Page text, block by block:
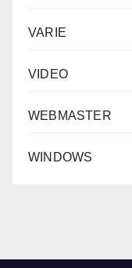
VARIE
VIDEO
WEBMASTER
WINDOWS